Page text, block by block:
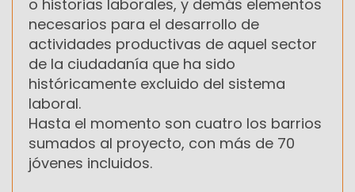
o historias laborales, y demás elementos
necesarios para el desarrollo de
actividades productivas de aquel sector
de la ciudadanía que ha sido
históricamente excluido del sistema
laboral.
Hasta el momento son cuatro los barrios
sumados al proyecto, con más de 70
jóvenes incluidos.